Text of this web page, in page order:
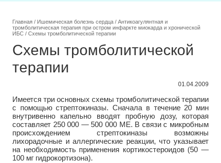
Главная / Ишемическая болезнь сердца / Антикоагулянтная и
тромболитическая терапия при остром инфаркте миокарда и хронической
ИБС / Схемы тромболитической терапии
Схемы тромболитической
терапии
01.04.2009
Имеется три основных схемы тромболитической терапии
с помощью стрептокиназы. Сначала в течение 20 мин
внутривенно капельно вводят пробную дозу, которая
составляет 250 000 — 500 000 ME. В связи с микробным
происхождением стрептокиназы возможны
лихорадочные и аллергические реакции, что указывает
на необходимость применения кортикостероидов (50 —
100 мг гидрокортизона).